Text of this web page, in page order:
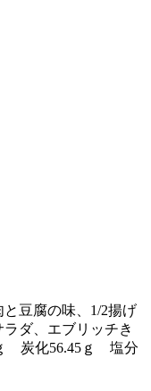
豆腐の味、1/2揚げ
ダ、エブリッチき
炭化56.45ｇ 塩分